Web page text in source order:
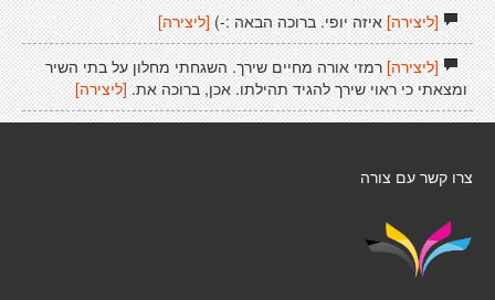
[ליצירה]איזה יופי. ברוכה הבאה :-) [ליצירה]
[ליצירה]רמזי אורה מחיים שירך. השגחתי מחלון על בתי השיר
ומצאתי כי ראוי שירך להגיד תהילתו. אכן, ברוכה את. [ליצירה]
צרו קשר עם צורה